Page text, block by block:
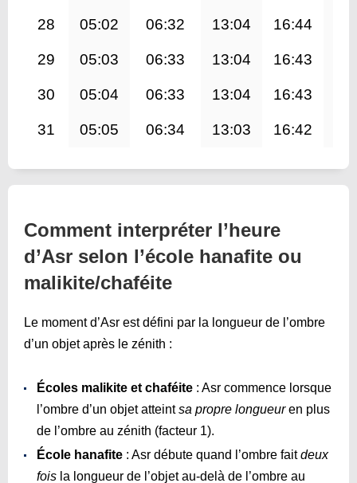
28 05:02 06:32 13:04 16:44
29 05:03 06:33 13:04 16:43
30 05:04 06:33 13:04 16:43
31 05:05 06:34 13:03 16:42
Comment interpréter l’heure
d’Asr selon l’école hanafite ou
malikite/chaféite
Le moment d’Asr est défini par la longueur de l’ombre
d’un objet après le zénith :
Écoles malikite et chaféite : Asr commence lorsque
l’ombre d’un objet atteintsa propre longueuren plus
de l’ombre au zénith (facteur 1).
École hanafite : Asr débute quand l’ombre faitdeux
fois la longueur de l’objet au-delà de l’ombre au